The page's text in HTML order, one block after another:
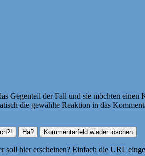
Gegenteil der Fall und sie möchten
die gewählte Reaktion in das
soll hier erscheinen? Einfach die URL